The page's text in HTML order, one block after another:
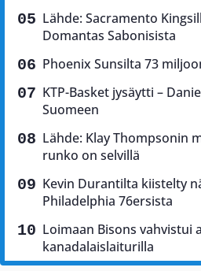
Lähde: Sacramento
Domantas Sabonisista
Phoenix Sunsilta 73
KTP-Basket jysäytti –
Suomeen
Lähde: Klay Thompsonin
runko on selvillä
Kevin Durantilta kiistelty
Philadelphia 76ersista
Loimaan Bisons vahvistui
kanadalaislaiturilla